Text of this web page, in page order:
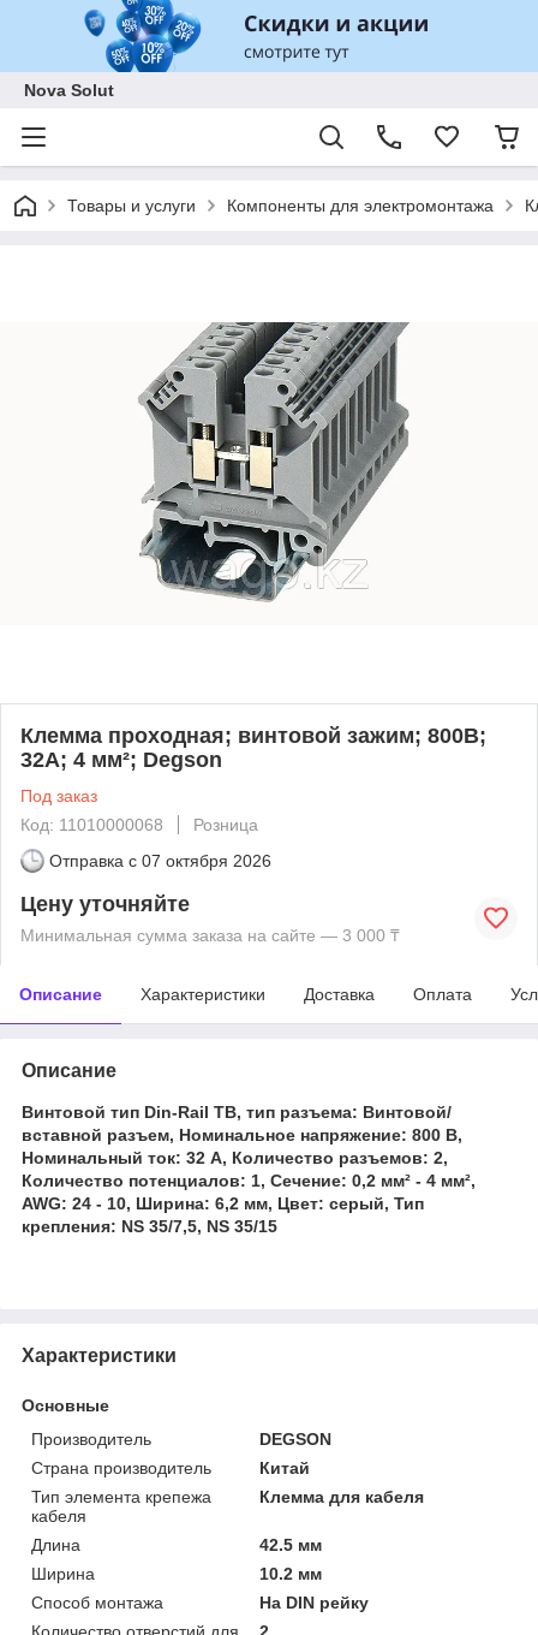
Nova Solut
Товары и услуги Компоненты для электромонтажа
Клемма проходная; винтовой зажим; 800В;
32А; 4 мм²; Degson
Под заказ
Код: 11010000068
Розница
Отправка с 07 октября 2026
Цену уточняйте
Минимальная сумма заказа на сайте — 3 000 ₸
Описание Характеристики Доставка Оплата
Описание
Винтовой тип Din-Rail TB, тип разъема: Винтовой/
вставной разъем, Номинальное напряжение: 800 В,
Номинальный ток: 32 А, Количество разъемов: 2,
Количество потенциалов: 1, Сечение: 0,2 мм² - 4 мм²,
AWG: 24 - 10, Ширина: 6,2 мм, Цвет: серый, Тип
крепления: NS 35/7,5, NS 35/15
Характеристики
Основные
Производитель
DEGSON
Страна производитель
Китай
Тип элемента крепежа
кабеля
Клемма для кабеля
Длина
42.5 мм
Ширина
10.2 мм
Способ монтажа
На DIN рейку
Количество отверстий для
2